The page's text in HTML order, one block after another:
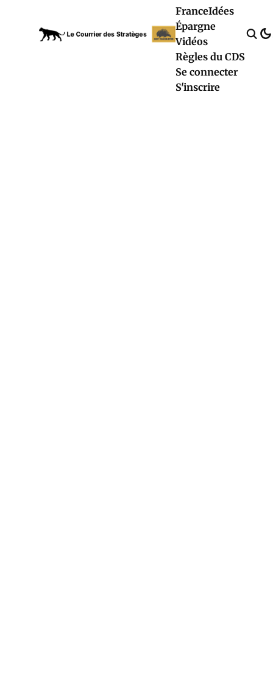
FranceIdées
Épargne
Vidéos
Règles du CDS
Se connecter
S'inscrire